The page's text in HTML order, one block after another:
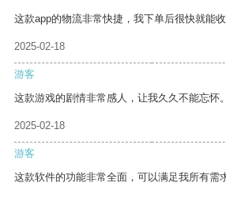
这款app的物流非常快捷，我下单后很快就能收
2025-02-18
游客
这款游戏的剧情非常感人，让我久久不能忘怀。
2025-02-18
游客
这款软件的功能非常全面，可以满足我所有需